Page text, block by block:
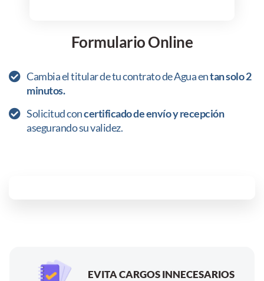
Formulario Online
Cambia el titular de tu contrato de Agua entan solo 2
minutos.
Solicitud concertificado de envío y recepción
asegurando su validez.
EVITA CARGOS INNECESARIOS